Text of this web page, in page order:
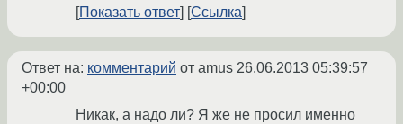
Показать ответ
Ссылка
Ответ на: комментарий от amus 26.06.2013 05:39:57
+00:00
Никак, а надо ли? Я же не просил именно